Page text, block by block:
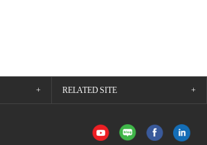
RELATED SITE